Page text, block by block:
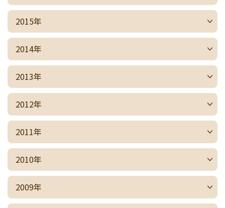
2015年
2014年
2013年
2012年
2011年
2010年
2009年